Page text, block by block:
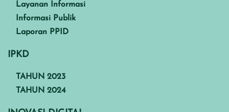
Layanan Informasi
Informasi Publik
Laporan PPID
IPKD
TAHUN 2023
TAHUN 2024